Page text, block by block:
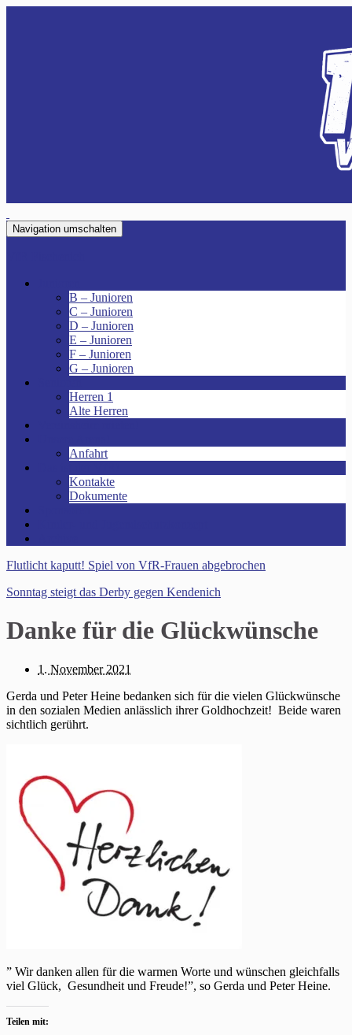
Navigation umschalten
B – Junioren
C – Junioren
D – Junioren
E – Junioren
F – Junioren
G – Junioren
Herren 1
Alte Herren
Anfahrt
Kontakte
Dokumente
Flutlicht kaputt! Spiel von VfR-Frauen abgebrochen
Sonntag steigt das Derby gegen Kendenich
Danke für die Glückwünsche
1. November 2021
Gerda und Peter Heine bedanken sich für die vielen Glückwünsche
in den sozialen Medien anlässlich ihrer Goldhochzeit! Beide waren
sichtlich gerührt.
” Wir danken allen für die warmen Worte und wünschen gleichfalls
viel Glück, Gesundheit und Freude!”, so Gerda und Peter Heine.
Teilen mit: